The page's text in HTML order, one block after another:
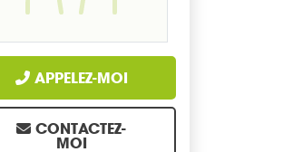
APPELEZ-MOI
CONTACTEZ-
MOI